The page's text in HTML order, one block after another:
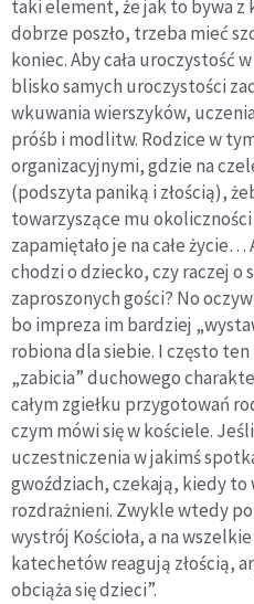
taki element, że jak to bywa z
dobrze poszło, trzeba mieć
koniec. Aby cała uroczystość
blisko samych uroczystości
wkuwania wierszyków,
próśb i modlitw. Rodzice w
organizacyjnymi, gdzie na
(podszyta paniką i złością),
towarzyszące mu
zapamiętało je na całe
chodzi o dziecko, czy raczej o
zaproszonych gości? No
bo impreza im bardziej
robiona dla siebie. I często
„zabicia” duchowego
całym zgiełku przygotowań
czym mówi się w kościele.
uczestniczenia w jakimś
gwoździach, czekają, kiedy to
rozdrażnieni. Zwykle wtedy
wystrój Kościoła, a na
katechetów reagują złością,
obciąża się dzieci”.